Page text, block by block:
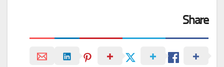
Share